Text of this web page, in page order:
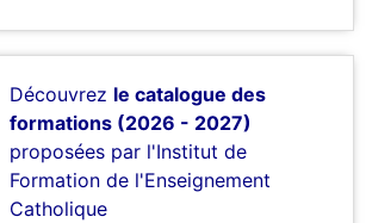
Découvrez le catalogue des
formations (2026 - 2027)
proposées par l'Institut de
Formation de l'Enseignement
Catholique